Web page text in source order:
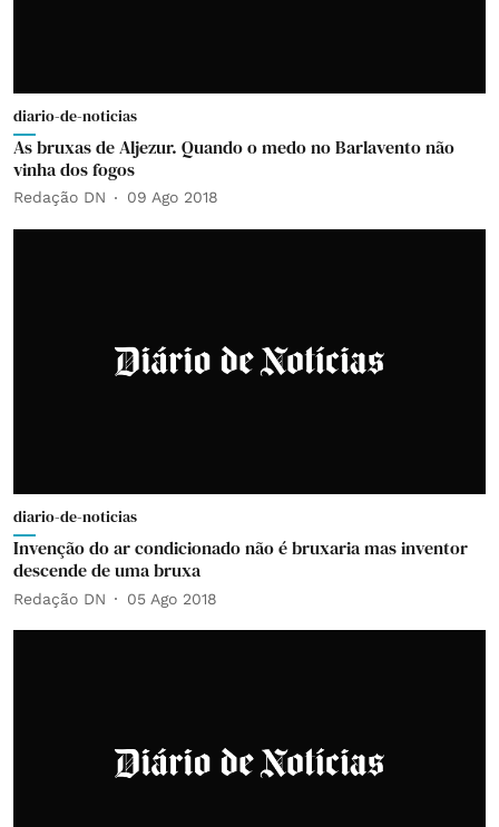
diario-de-noticias
As bruxas de Aljezur. Quando o medo no Barlavento não
vinha dos fogos
Redação DN 09 Ago 2018
diario-de-noticias
Invenção do ar condicionado não é bruxaria mas inventor
descende de uma bruxa
Redação DN 05 Ago 2018